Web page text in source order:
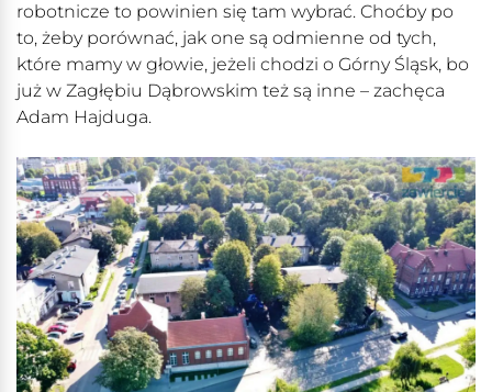
robotnicze to powinien się tam wybrać. Choćby po
to, żeby porównać, jak one są odmienne od tych,
które mamy w głowie, jeżeli chodzi o Górny Śląsk, bo
już w Zagłębiu Dąbrowskim też są inne – zachęca
Adam Hajduga.